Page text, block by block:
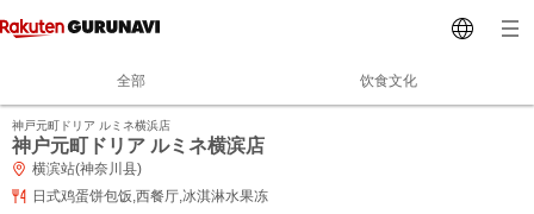
全部 饮食文化
神戸元町ドリア ルミネ横浜店
神户元町ドリア ルミネ横滨店
横滨站(神奈川县)
日式鸡蛋饼包饭,西餐厅,冰淇淋水果冻